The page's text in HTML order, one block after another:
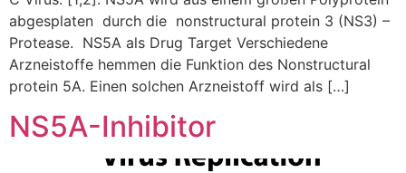
abgesplaten durch die nonstructural protein 3 (NS3) –
Protease. NS5A als Drug Target Verschiedene
Arzneistoffe hemmen die Funktion des Nonstructural
protein 5A. Einen solchen Arzneistoff wird als […]
NS5A-Inhibitor